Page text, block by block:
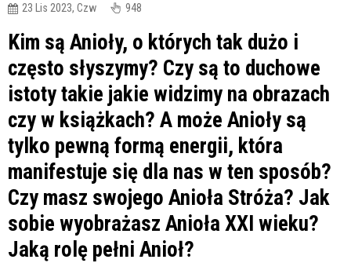
23 Lis 2023, Czw 948
Kim są Anioły, o których tak dużo i
często słyszymy? Czy są to duchowe
istoty takie jakie widzimy na obrazach
czy w książkach? A może Anioły są
tylko pewną formą energii, która
manifestuje się dla nas w ten sposób?
Czy masz swojego Anioła Stróża? Jak
sobie wyobrażasz Anioła XXI wieku?
Jaką rolę pełni Anioł?